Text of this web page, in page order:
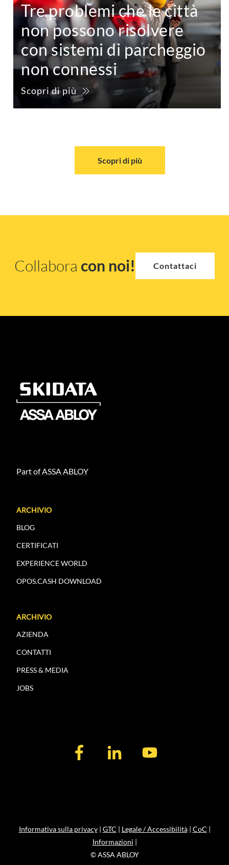
Tre problemi che le città
non possono risolvere
con sistemi di parcheggio
non connessi
Scopri di più
Scopri di più
Collabora con noi! Contattaci
Part of ASSA ABLOY
ARCHIVIO
BLOG
CERTIFICATI
EXPERIENCE WORLD
OPOS.CASH DOWNLOAD
ARCHIVIO
AZIENDA
CONTATTI
PRESS & MEDIA
JOBS
Informativa sulla privacy| GTC | Legale / Accessibilità| CoC |
Informazioni |
© ASSA ABLOY